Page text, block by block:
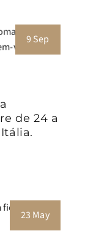
9 Sep
de 24 a
23 May